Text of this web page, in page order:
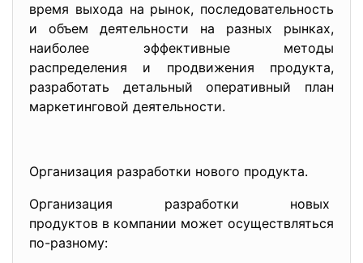
время выхода на рынок, последовательность
и объем деятельности на разных рынках,
наиболее эффективные методы
распределения и продвижения продукта,
разработать детальный оперативный план
маркетинговой деятельности.
Организация разработки нового продукта.
Организация разработки новых
продуктов в компании может осуществляться
по-разному: